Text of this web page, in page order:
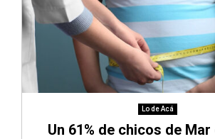
Lo de Acá
Un 61% de chicos de